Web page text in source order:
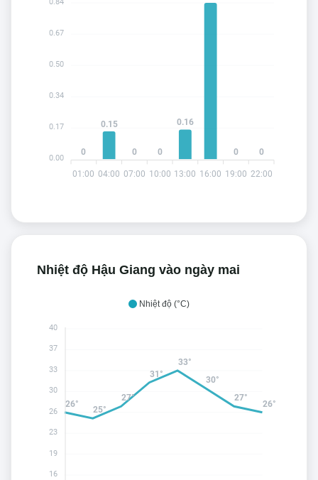
01:00 04:00 07:00 10:00 13:00 16:00 19:00 22:00
0
0.15
0 0
0.16
0 0
0.67
0.50
0.34
0.17
0.00
Nhiệt độ Hậu Giang vào ngày mai
Nhiệt độ (°C)
26°
25°
27°
31°
33°
30°
27°
26°
40
37
33
30
26
23
19
16